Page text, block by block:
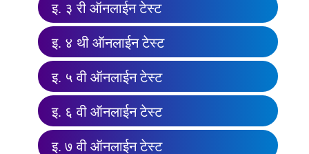
इ. ३ री ऑनलाईन टेस्ट
इ. ४ थी ऑनलाईन टेस्ट
इ. ५ वी ऑनलाईन टेस्ट
इ. ६ वी ऑनलाईन टेस्ट
इ. ७ वी ऑनलाईन टेस्ट